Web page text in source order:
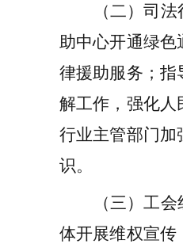
（二）司法
助中心开通绿色
律援助服务； 指
解工作，强化人
行业主管部门加
识。
（三）工会
体开展维权宣传